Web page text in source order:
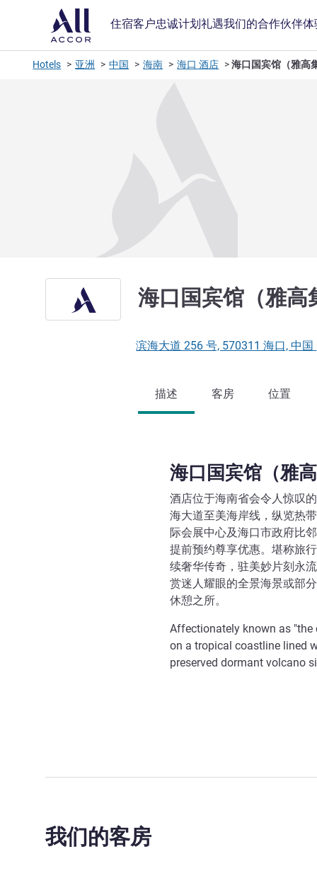
住宿客户忠诚计划礼遇我们的合作伙伴体
Hotels 亚洲 中国 海南 海口 酒店 海口国宾馆（雅高
海口国宾馆（雅
滨海大道 256 号, 570311 海口, 中国
描述 客房 位置
海口国宾馆（雅
酒店位于海南省会令人惊叹
海大道至美海岸线，纵览热
际会展中心及海口市政府比
提前预约尊享优惠。堪称旅
续奢华传奇，驻美妙片刻永
赏迷人耀眼的全景海景或部
休憩之所。
Affectionately known as
on a tropical coastline lined
preserved dormant volcano
我们的客房